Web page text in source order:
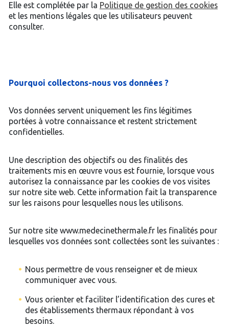
Elle est complétée par la Politique de gestion des cookies
et les mentions légales que les utilisateurs peuvent
consulter.
Pourquoi collectons-nous vos données ?
Vos données servent uniquement les fins légitimes
portées à votre connaissance et restent strictement
confidentielles.
Une description des objectifs ou des finalités des
traitements mis en œuvre vous est fournie, lorsque vous
autorisez la connaissance par les cookies de vos visites
sur notre site web. Cette information fait la transparence
sur les raisons pour lesquelles nous les utilisons.
Sur notre site www.medecinethermale.fr les finalités pour
lesquelles vos données sont collectées sont les suivantes :
Nous permettre de vous renseigner et de mieux
communiquer avec vous.
Vous orienter et faciliter l’identification des cures et
des établissements thermaux répondant à vos
besoins.